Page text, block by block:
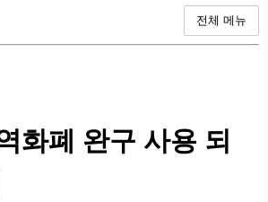
전체 메뉴
화폐 완구 사용 되